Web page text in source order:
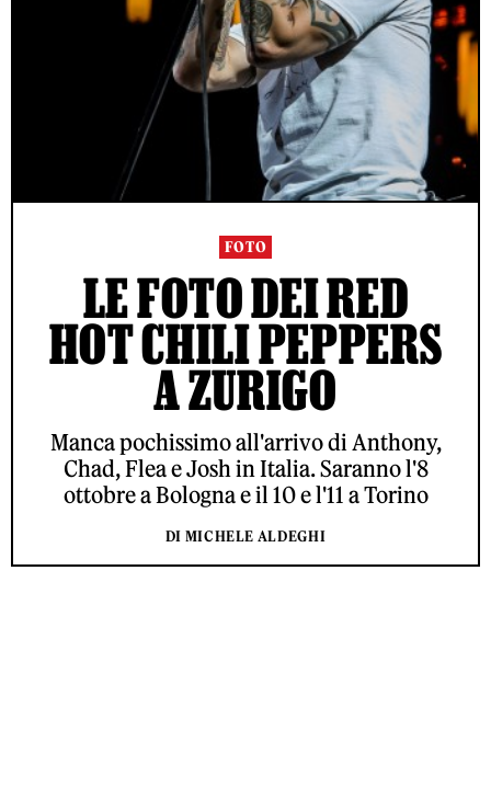
FOTO
LE FOTO DEI RED
HOT CHILI PEPPERS
A ZURIGO
Manca pochissimo all'arrivo di Anthony,
Chad, Flea e Josh in Italia. Saranno l'8
ottobre a Bologna e il 10 e l'11 a Torino
DI MICHELE ALDEGHI